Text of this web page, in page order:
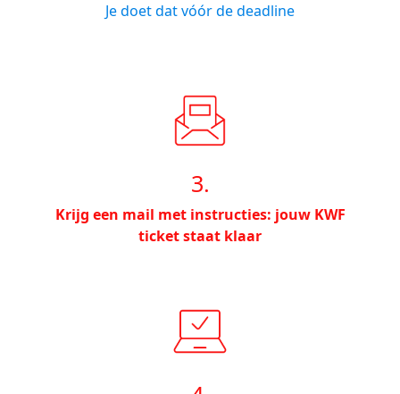
Je doet dat vóór de deadline
3.
Krijg een mail met instructies: jouw KWF
ticket staat klaar